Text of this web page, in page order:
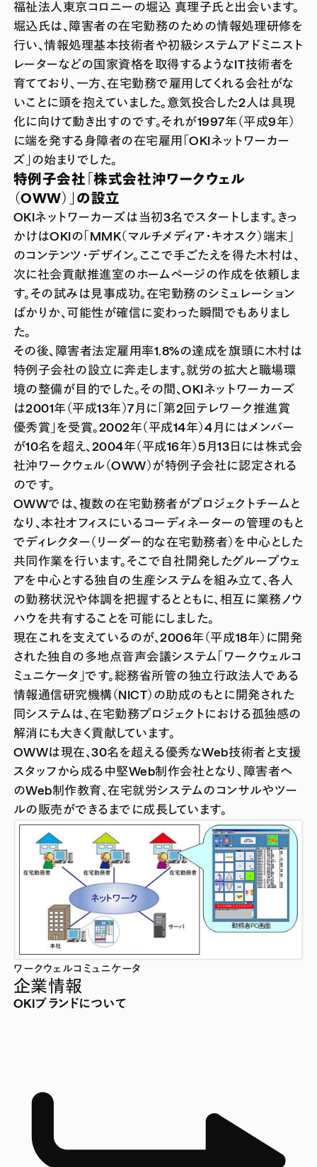
福祉法人東京コロニーの堀込 真理子氏と出会います。
堀込氏は、障害者の在宅勤務のための情報処理研修を
行い、情報処理基本技術者や初級システムアドミニスト
レーターなどの国家資格を取得するようなIT技術者を
育てており、一方、在宅勤務で雇用してくれる会社がな
いことに頭を抱えていました。意気投合した2人は具現
化に向けて動き出すのです。それが1997年（平成9年）
に端を発する身障者の在宅雇用「OKIネットワーカー
ズ」の始まりでした。
特例子会社「株式会社沖ワークウェル
（OWW）」の設立
OKIネットワーカーズは当初3名でスタートします。きっ
かけはOKIの「MMK（マルチメディア・キオスク）端末」
のコンテンツ・デザイン。ここで手ごたえを得た木村は、
次に社会貢献推進室のホームページの作成を依頼しま
す。その試みは見事成功。在宅勤務のシミュレーション
ばかりか、可能性が確信に変わった瞬間でもありまし
た。
その後、障害者法定雇用率1.8%の達成を旗頭に木村は
特例子会社の設立に奔走します。就労の拡大と職場環
境の整備が目的でした。その間、OKIネットワーカーズ
は2001年（平成13年）7月に「第2回テレワーク推進賞
優秀賞」を受賞。2002年（平成14年）4月にはメンバー
が10名を超え、2004年（平成16年）5月13日には株式会
社沖ワークウェル（OWW）が特例子会社に認定される
のです。
OWWでは、複数の在宅勤務者がプロジェクトチームと
なり、本社オフィスにいるコーディネーターの管理のもと
でディレクター（リーダー的な在宅勤務者）を中心とした
共同作業を行います。そこで自社開発したグループウェ
アを中心とする独自の生産システムを組み立て、各人
の勤務状況や体調を把握するとともに、相互に業務ノウ
ハウを共有することを可能にしました。
現在これを支えているのが、2006年（平成18年）に開発
された独自の多地点音声会議システム「ワークウェルコ
ミュニケータ」です。総務省所管の独立行政法人である
情報通信研究機構（NICT）の助成のもとに開発された
同システムは、在宅勤務プロジェクトにおける孤独感の
解消にも大きく貢献しています。
OWWは現在、30名を超える優秀なWeb技術者と支援
スタッフから成る中堅Web制作会社となり、障害者へ
のWeb制作教育、在宅就労システムのコンサルやツー
ルの販売ができるまでに成長しています。
ワークウェルコミュニケータ
企業情報
OKIブランドについて